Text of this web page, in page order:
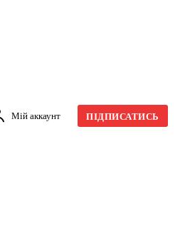
Мій аккаунт ПІДПИСАТИСЬ